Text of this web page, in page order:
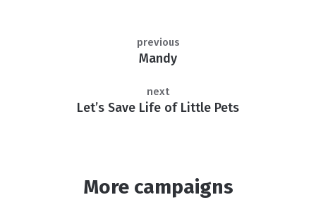
Mandy
previous
Let’s Save Life of Little Pets
next
More campaigns